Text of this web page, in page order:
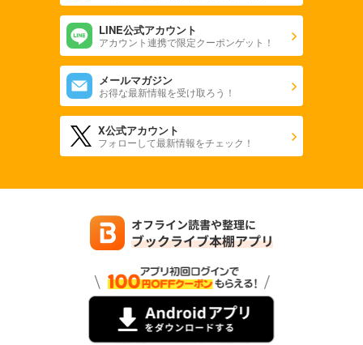
LINE公式アカウント
アカウント連携で限定クーポンゲット！
メールマガジン
お得な最新情報を受け取ろう！
X公式アカウント
フォローして最新情報をチェック！